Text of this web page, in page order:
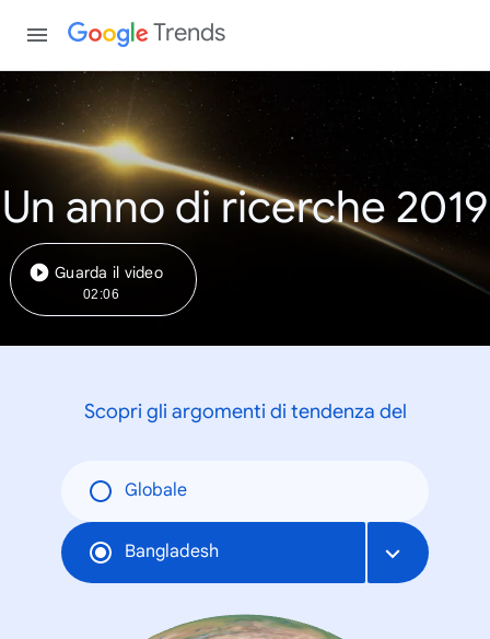
Trends
Un anno di ricerche 2019
Guarda il video
02:06
Scopri gli argomenti di tendenza del
Globale
Bangladesh